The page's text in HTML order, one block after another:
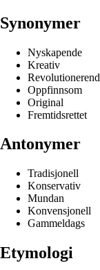
Synonymer
Nyskapende
Kreativ
Oppfinnsom
Original
Fremtidsrettet
Antonymer
Tradisjonell
Konservativ
Mundan
Konvensjonell
Gammeldags
Etymologi